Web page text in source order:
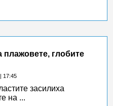
плажовете, глобите
17:45
засилиха
на ...